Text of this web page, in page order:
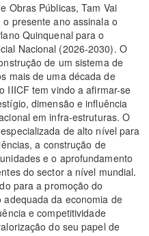
Obras Públicas, Tam Vai
presente ano assinala o
Quinquenal para o
Nacional (2026-2030). O
de um sistema de
mais de uma década de
IIICF tem vindo a afirmar-se
dimensão e influência
em infra-estruturas. O
de alto nível para
a construção de
e o aprofundamento
do sector a nível mundial.
para a promoção do
da economia de
e competitividade
do seu papel de